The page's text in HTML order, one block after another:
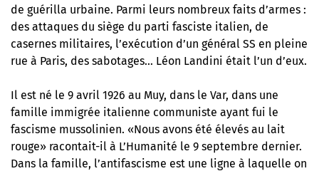
de guérilla urbaine. Parmi leurs nombreux faits d’armes :
des attaques du siège du parti fasciste italien, de
casernes militaires, l’exécution d’un général SS en pleine
rue à Paris, des sabotages… Léon Landini était l’un d’eux.
Il est né le 9 avril 1926 au Muy, dans le Var, dans une
famille immigrée italienne communiste ayant fui le
fascisme mussolinien. «Nous avons été élevés au lait
rouge» racontait-il à L’Humanité le 9 septembre dernier.
Dans la famille, l’antifascisme est une ligne à laquelle on